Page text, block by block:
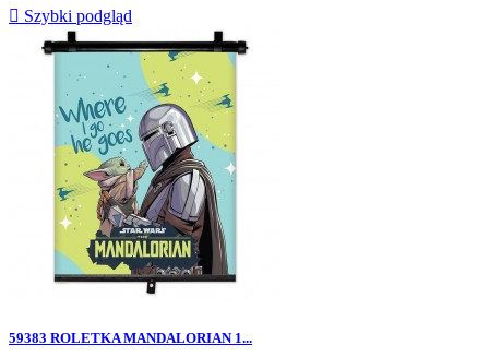
 Szybki podgląd
59383 ROLETKA MANDALORIAN 1...